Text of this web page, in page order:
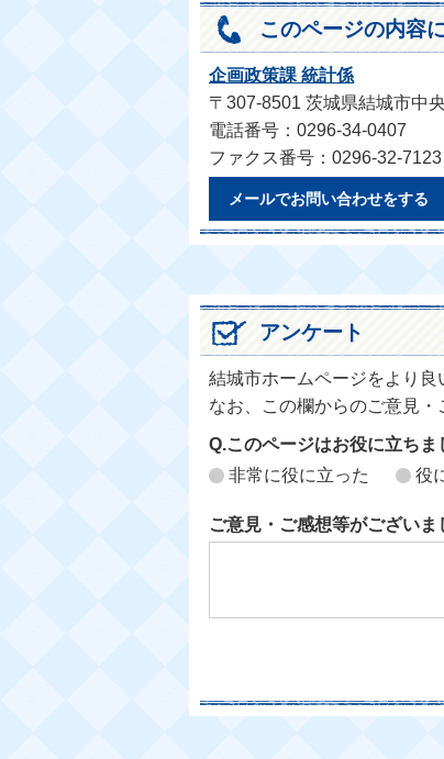
このページの内容
企画政策課 統計係
〒307-8501 茨城県結城市中
電話番号：0296-34-0407
ファクス番号：0296-32-7123
メールでお問い合わせをする
アンケート
結城市ホームページをより
なお、この欄からのご意見・
Q.このページはお役に立ちま
非常に役に立った
役
ご意見・ご感想等がございま